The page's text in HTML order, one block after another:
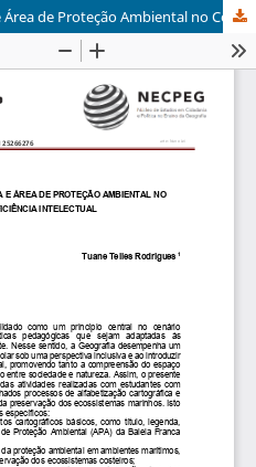
Cartografia Escolar Inclusiva e Área de Proteção Ambiental no Contexto da Deficiência Intelectual